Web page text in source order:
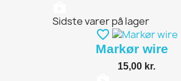
Sidste varer på lager
favorite_border
Markør wire
15,00 kr.